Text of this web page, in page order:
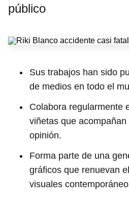
público
Sus trabajos han sido
de medios en todo el
Colabora regularmente
viñetas que
opinión.
Forma parte de una
gráficos que renuevan
visuales